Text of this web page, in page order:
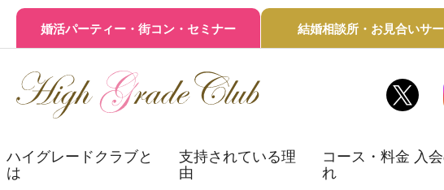
婚活パーティー・街コン・セミナー 結婚相談所・お見合いサ
ハイグレードクラブと
は
支持されている理
由
コース・料金 入
れ